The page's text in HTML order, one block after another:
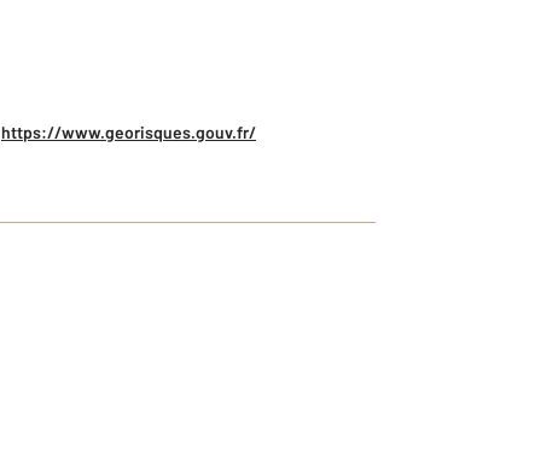
https://www.georisques.gouv.fr/